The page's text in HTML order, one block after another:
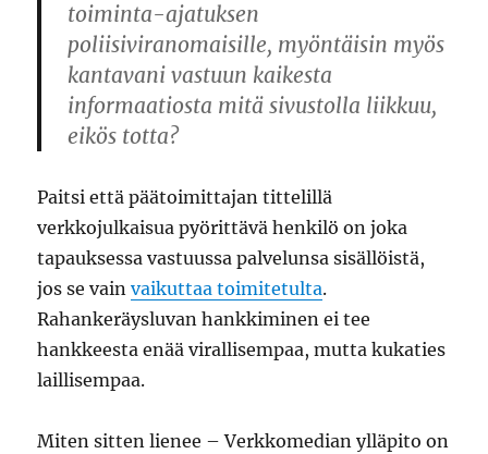
toiminta-ajatuksen
poliisiviranomaisille, myöntäisin myös
kantavani vastuun kaikesta
informaatiosta mitä sivustolla liikkuu,
eikös totta?
Paitsi että päätoimittajan tittelillä
verkkojulkaisua pyörittävä henkilö on joka
tapauksessa vastuussa palvelunsa sisällöistä,
jos se vainvaikuttaa toimitetulta.
Rahankeräysluvan hankkiminen ei tee
hankkeesta enää virallisempaa, mutta kukaties
laillisempaa.
Miten sitten lienee – Verkkomedian ylläpito on